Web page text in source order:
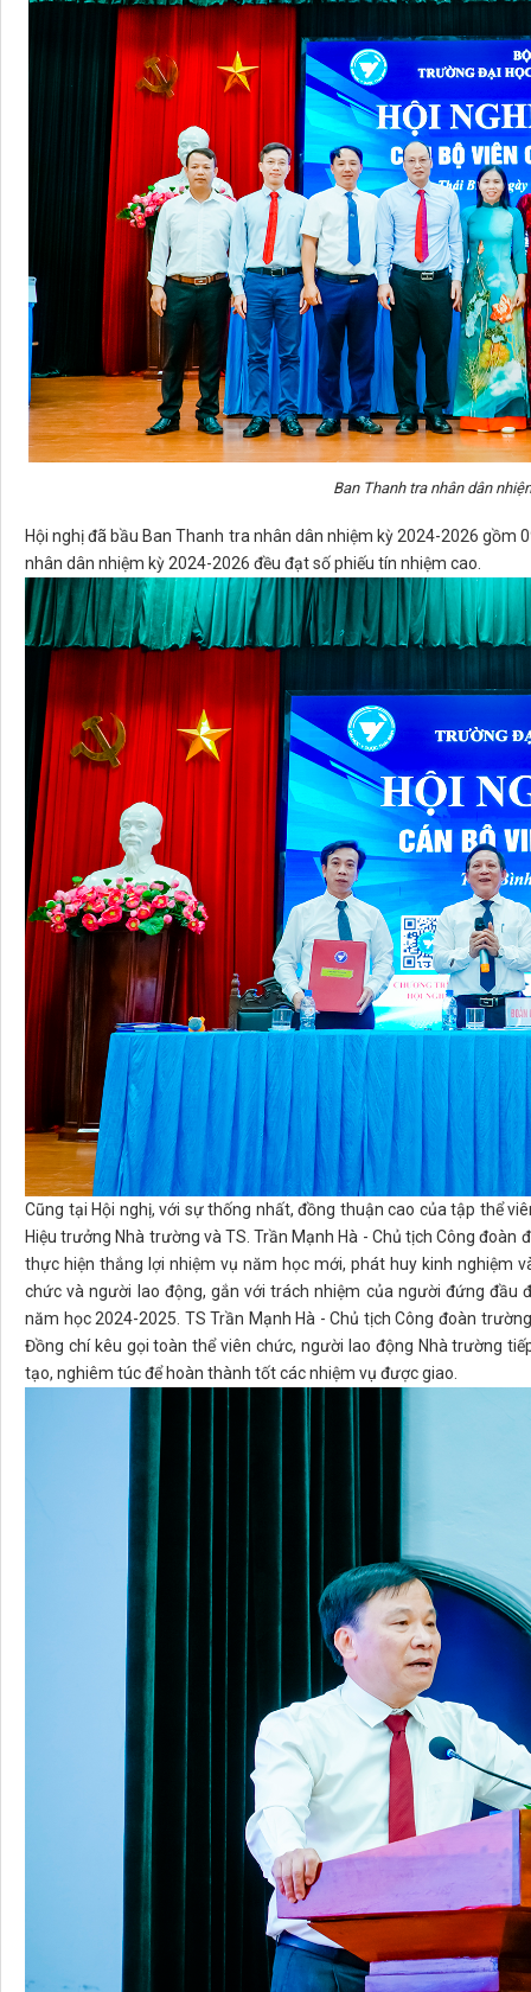
Ban Thanh tra nhân dân
Hội nghị đã bầu Ban Thanh tra nhân dân nhiệm kỳ 2024-2026 gồm
nhân dân nhiệm kỳ 2024-2026 đều đạt số phiếu tín nhiệm cao.
Cũng tại Hội nghị, với sự thống nhất, đồng thuận cao của tập thể
Hiệu trưởng Nhà trường và TS. Trần Mạnh Hà - Chủ tịch Công
thực hiện thắng lợi nhiệm vụ năm học mới, phát huy kinh nghiệm
chức và người lao động, gắn với trách nhiệm của người đứng
năm học 2024-2025. TS Trần Mạnh Hà - Chủ tịch Công đoàn
Đồng chí kêu gọi toàn thể viên chức, người lao động Nhà trường
tạo, nghiêm túc để hoàn thành tốt các nhiệm vụ được giao.